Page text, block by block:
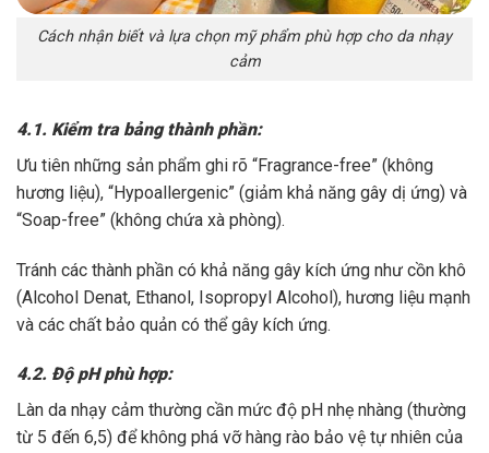
Cách nhận biết và lựa chọn mỹ phẩm phù hợp cho da nhạy
cảm
4.1. Kiểm tra bảng thành phần:
Ưu tiên những sản phẩm ghi rõ “Fragrance-free” (không
hương liệu), “Hypoallergenic” (giảm khả năng gây dị ứng) và
“Soap-free” (không chứa xà phòng).
Tránh các thành phần có khả năng gây kích ứng như cồn khô
(Alcohol Denat, Ethanol, Isopropyl Alcohol), hương liệu mạnh
và các chất bảo quản có thể gây kích ứng.
4.2. Độ pH phù hợp:
Làn da nhạy cảm thường cần mức độ pH nhẹ nhàng (thường
từ 5 đến 6,5) để không phá vỡ hàng rào bảo vệ tự nhiên của